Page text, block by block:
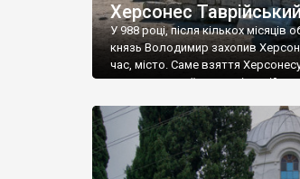
Херсонес
У 988 році, після кількох місяців
князь Володимир захопив
час, місто. Саме взяття
диктувати свої умови
Херсонесі Володимир-язичник,
християнином. А потім було
Херсонесу Таврійського названо